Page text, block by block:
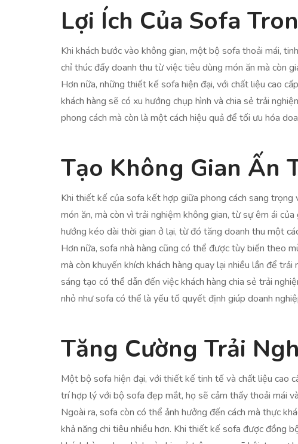
Lợi Ích Của Sofa
Khi khách bước vào không gian, một bộ sofa thoải mái,
chỉ thúc đẩy doanh thu từ việc tiêu dùng món ăn mà còn
Hơn nữa, những thiết kế sofa hiện đại, với chất liệu cao
khách hàng sẽ có xu hướng chụp hình và chia sẻ trải
phong cách mà còn là một cách hiệu quả để tối ưu hóa
Tạo Không Gian Ấn
Khi thiết kế của sofa kết hợp giữa phong cách sang
món ăn, mà còn vì trải nghiệm không gian, từ sự êm ái
hướng kéo dài thời gian ở lại, từ đó tăng doanh thu một
Hơn nữa, sofa nhà hàng cũng có thể được tùy biến theo
mà còn khuyến khích khách hàng quay lại nhiều lần để
sáng tạo có thể dẫn đến việc khách hàng chia sẻ trải
nhỏ như sofa có thể là yếu tố quyết định giúp doanh
Tăng Cường Trải
Một bộ sofa hiện đại, với thiết kế tinh tế và chất liệu cao
trí hợp lý với bộ sofa đẹp mắt, họ sẽ cảm thấy thoải mái
Ngoài ra, sofa còn có thể ảnh hưởng đến cách mà thực
khả năng chi tiêu nhiều hơn. Khi thiết kế sofa được đồng